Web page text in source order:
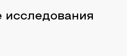
исследования